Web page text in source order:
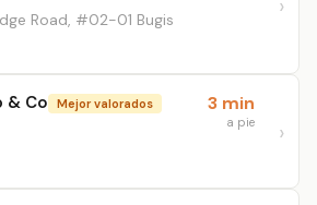
Road, #02-01 Bugis
& Co Mejor valorados 3 min
a pie